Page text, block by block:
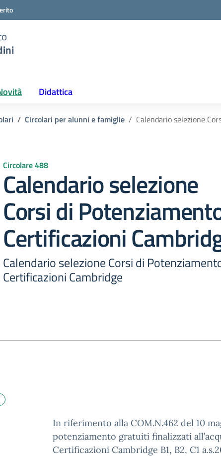
Didattica
Circolari per alunni e famiglie Calendario selezione
Circolare 488
Calendario selezione
Corsi di
Certificazioni
Calendario selezione Corsi di
Certificazioni Cambridge
In riferimento alla COM.N.462 del 10
potenziamento gratuiti finalizzati
Certificazioni Cambridge B1, B2, C1